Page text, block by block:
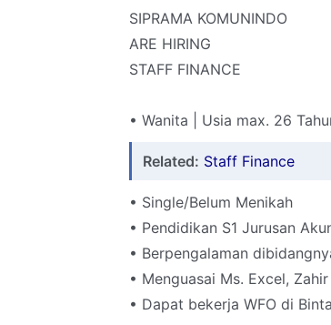
SIPRAMA KOMUNINDO
ARE HIRING
STAFF FINANCE
• Wanita | Usia max. 26
Related: Staff Finance
• Single/Belum Menikah
• Pendidikan S1 Jurusan
• Berpengalaman
• Menguasai Ms. Excel,
• Dapat bekerja WFO di